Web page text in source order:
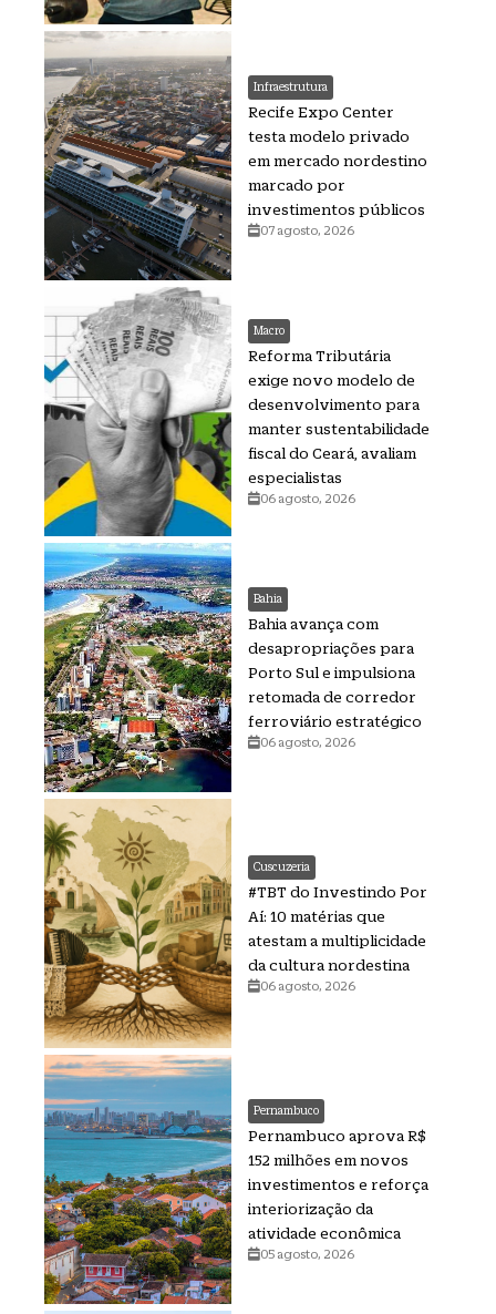
Infraestrutura
Recife Expo Center
testa modelo privado
em mercado nordestino
marcado por
investimentos públicos
07 agosto, 2026
Macro
Reforma Tributária
exige novo modelo de
desenvolvimento para
manter sustentabilidade
fiscal do Ceará, avaliam
especialistas
06 agosto, 2026
Bahia
Bahia avança com
desapropriações para
Porto Sul e impulsiona
retomada de corredor
ferroviário estratégico
06 agosto, 2026
Cuscuzeria
#TBT do Investindo Por
Aí: 10 matérias que
atestam a multiplicidade
da cultura nordestina
06 agosto, 2026
Pernambuco
Pernambuco aprova R$
152 milhões em novos
investimentos e reforça
interiorização da
atividade econômica
05 agosto, 2026